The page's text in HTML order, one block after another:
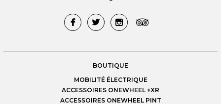
BOUTIQUE
MOBILITÉ ÉLECTRIQUE
ACCESSOIRES ONEWHEEL +XR
ACCESSOIRES ONEWHEEL PINT